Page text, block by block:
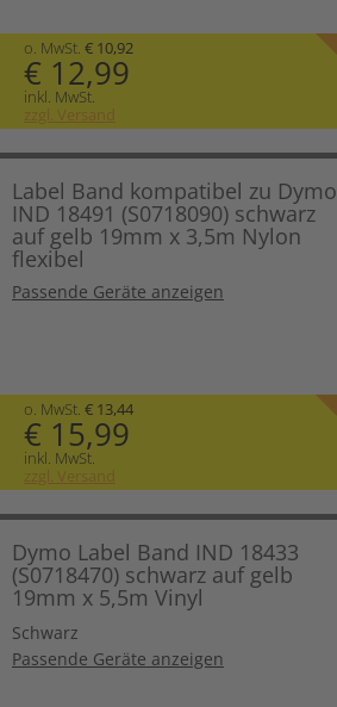
o. MwSt. € 10,92
€ 12,99
inkl. MwSt.
zzgl. Versand
Label Band kompatibel zu Dymo
IND 18491 (S0718090) schwarz
auf gelb 19mm x 3,5m Nylon
flexibel
Passende Geräte anzeigen
o. MwSt. € 13,44
€ 15,99
inkl. MwSt.
zzgl. Versand
Dymo Label Band IND 18433
(S0718470) schwarz auf gelb
19mm x 5,5m Vinyl
Schwarz
Passende Geräte anzeigen